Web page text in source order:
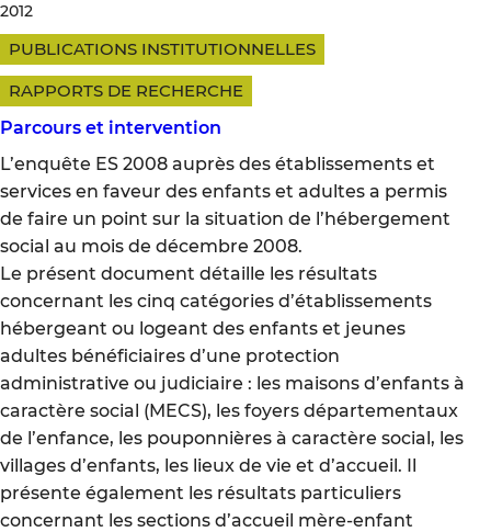
2012
PUBLICATIONS INSTITUTIONNELLES
RAPPORTS DE RECHERCHE
Parcours et intervention
L’enquête ES 2008 auprès des établissements et
services en faveur des enfants et adultes a permis
de faire un point sur la situation de l’hébergement
social au mois de décembre 2008.
Le présent document détaille les résultats
concernant les cinq catégories d’établissements
hébergeant ou logeant des enfants et jeunes
adultes bénéficiaires d’une protection
administrative ou judiciaire : les maisons d’enfants à
caractère social (MECS), les foyers départementaux
de l’enfance, les pouponnières à caractère social, les
villages d’enfants, les lieux de vie et d’accueil. Il
présente également les résultats particuliers
concernant les sections d’accueil mère-enfant